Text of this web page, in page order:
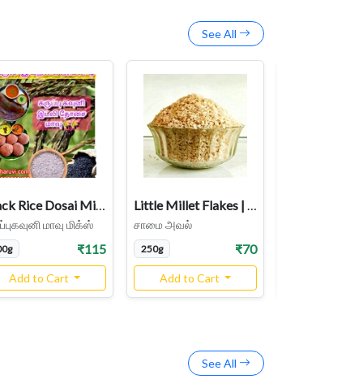
See All
மாவு மிக்ஸ்
₹115
Add to Cart
சாமை அவல்
250g ₹70
Add to Cart
See All